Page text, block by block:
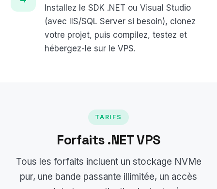
Installez le SDK .NET ou Visual Studio
(avec IIS/SQL Server si besoin), clonez
votre projet, puis compilez, testez et
hébergez-le sur le VPS.
TARIFS
Forfaits .NET VPS
Tous les forfaits incluent un stockage NVMe
pur, une bande passante illimitée, un accès